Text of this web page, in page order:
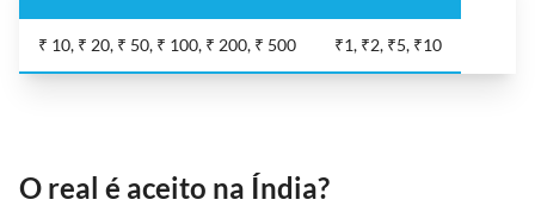
₹ 10, ₹ 20, ₹ 50, ₹ 100, ₹ 200, ₹ 500 ₹1, ₹2, ₹5, ₹10
O real é aceito na Índia?